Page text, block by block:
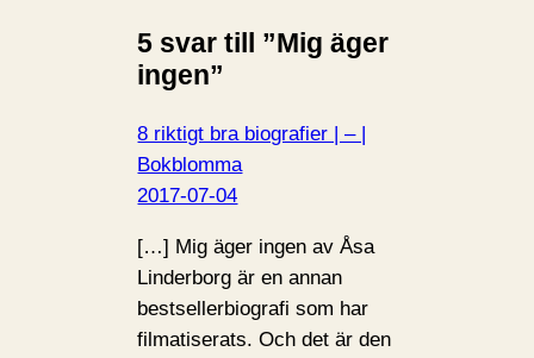
5 svar till ”Mig äger
ingen”
8 riktigt bra biografier | – |
Bokblomma
2017-07-04
[…] Mig äger ingen av Åsa
Linderborg är en annan
bestsellerbiografi som har
filmatiserats. Och det är den